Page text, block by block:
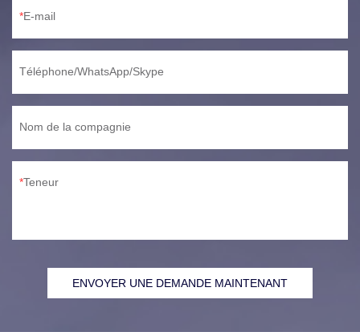
E-mail
Téléphone/WhatsApp/Skype
Nom de la compagnie
Teneur
ENVOYER UNE DEMANDE MAINTENANT